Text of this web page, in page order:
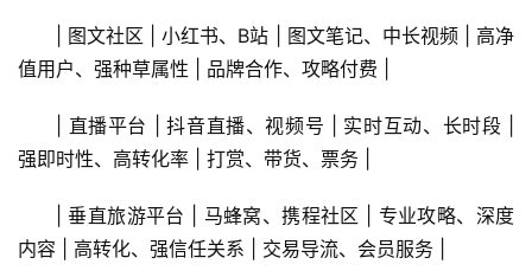
| 图文社区 | 小红书、B站 | 图文笔记、中长视频 | 高净
值用户、强种草属性 | 品牌合作、攻略付费 |
| 直播平台 | 抖音直播、视频号 | 实时互动、长时段 |
强即时性、高转化率 | 打赏、带货、票务 |
| 垂直旅游平台 | 马蜂窝、携程社区 | 专业攻略、深度
内容 | 高转化、强信任关系 | 交易导流、会员服务 |